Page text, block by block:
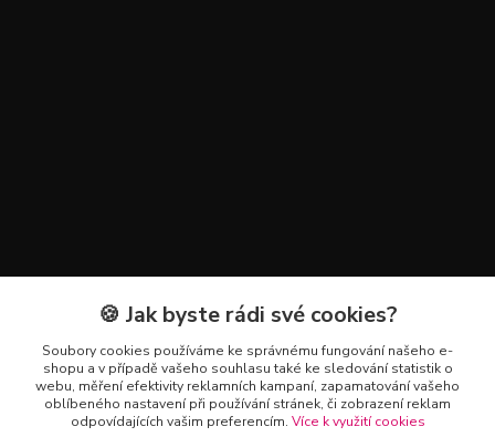
Kontakty
+420 602 223 614
info@zahradnictvipetro.cz
🍪 Jak byste rádi své cookies?
Soubory cookies používáme ke správnému fungování našeho e-
shopu a v případě vašeho souhlasu také ke sledování statistik o
webu, měření efektivity reklamních kampaní, zapamatování vašeho
oblíbeného nastavení při používání stránek, či zobrazení reklam
odpovídajících vašim preferencím. Více k využití cookies